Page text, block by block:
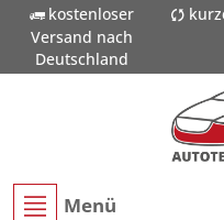
kostenloser
Versand nach
Deutschland
Menü